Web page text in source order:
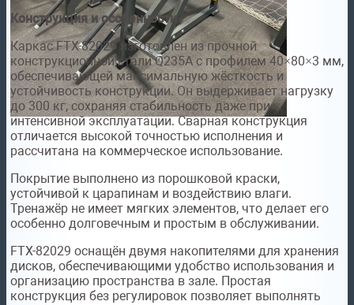
Конструкция и особенности
Каркас FTX-82029 изготовлен из прочной
конструкционной стали Q235A с профилем 40×80×3 мм,
обеспечивающей максимальную жёсткость и
устойчивость конструкции. Он выдерживает нагрузку
до 300 кг, сохраняя стабильность даже при
интенсивной эксплуатации. Сварная конструкция
отличается высокой точностью исполнения и
рассчитана на коммерческое использование.
Покрытие выполнено из порошковой краски,
устойчивой к царапинам и воздействию влаги.
Тренажёр не имеет мягких элементов, что делает его
особенно долговечным и простым в обслуживании.
FTX-82029 оснащён двумя накопителями для хранения
дисков, обеспечивающими удобство использования и
организацию пространства в зале. Простая
конструкция без регулировок позволяет выполнять